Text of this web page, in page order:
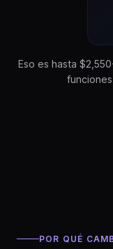
Eso es hasta
POR QUÉ